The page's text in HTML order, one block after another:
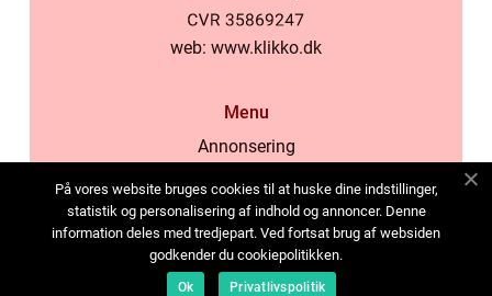
web: www.klikko.dk
Menu
Annonsering
Cookies
Kontakta oss
Sitemap
På vores website bruges cookies til at huske dine indstillinger,
statistik og personalisering af indhold og annoncer. Denne
information deles med tredjepart. Ved fortsat brug af websiden
godkender du cookiepolitikken.
Ok Privatlivspolitik